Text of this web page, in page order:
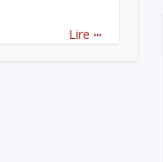
Lire ...